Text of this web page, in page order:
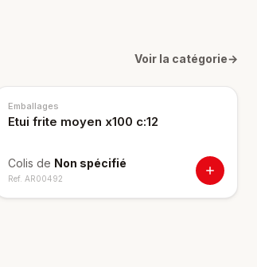
Voir la catégorie→
Emballages
Etui frite moyen x100 c:12
Colis de Non spécifié
Ref. AR00492